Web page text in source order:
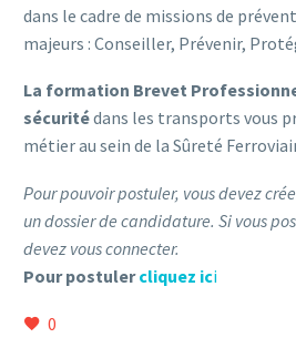
dans le cadre de missions de
majeurs : Conseiller, Prévenir,
La formation Brevet
sécuritédans les transports vous
métier au sein de la Sûreté
Pour pouvoir postuler, vous devez
un dossier de candidature. Si vous
devez vous connecter.
Pour postuler cliquez ici
0